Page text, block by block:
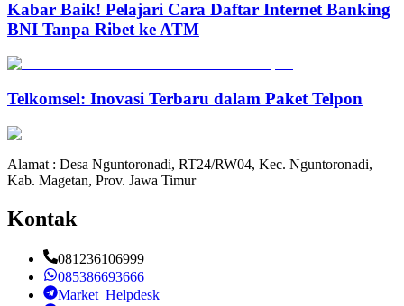
Kabar Baik! Pelajari Cara Daftar Internet Banking
BNI Tanpa Ribet ke ATM
Telkomsel: Inovasi Terbaru dalam Paket Telpon
Alamat : Desa Nguntoronadi, RT24/RW04, Kec. Nguntoronadi,
Kab. Magetan, Prov. Jawa Timur
Kontak
081236106999
085386693666
Market_Helpdesk